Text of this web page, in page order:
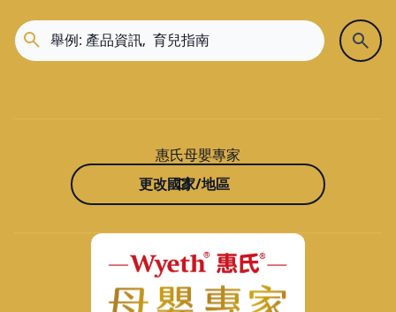
惠氏母嬰專家
更改國家/地區